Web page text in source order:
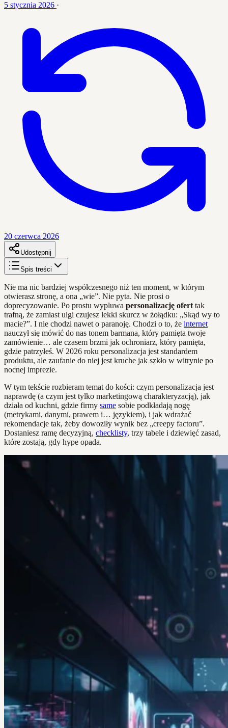
5 stycznia 2026 ·
20 czerwca 2026
Udostępnij
Spis treści
Nie ma nic bardziej współczesnego niż ten moment, w którym
otwierasz stronę, a ona „wie”. Nie pyta. Nie prosi o
doprecyzowanie. Po prostu wypluwa personalizację ofert tak
trafną, że zamiast ulgi czujesz lekki skurcz w żołądku: „Skąd wy to
macie?”. I nie chodzi nawet o paranoję. Chodzi o to, że internet
nauczył się mówić do nas tonem barmana, który pamięta twoje
zamówienie… ale czasem brzmi jak ochroniarz, który pamięta,
gdzie patrzyłeś. W 2026 roku personalizacja jest standardem
produktu, ale zaufanie do niej jest kruche jak szkło w witrynie po
nocnej imprezie.
W tym tekście rozbieram temat do kości: czym personalizacja jest
naprawdę (a czym jest tylko marketingową charakteryzacją), jak
działa od kuchni, gdzie firmy same sobie podkładają nogę
(metrykami, danymi, prawem i… językiem), i jak wdrażać
rekomendacje tak, żeby dowoziły wynik bez „creepy factoru”.
Dostaniesz ramę decyzyjną, checklisty, trzy tabele i dziewięć zasad,
które zostają, gdy hype opada.